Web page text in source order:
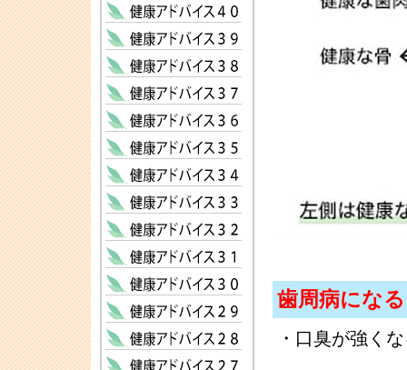
歯周病にな
・口臭が強く